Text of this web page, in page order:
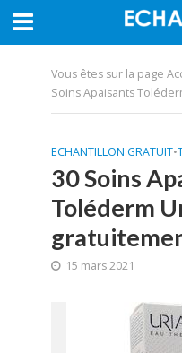
Vous êtes sur la page
Soins Apaisants
ECHANTILLON GRATUIT•
30 Soins
Toléderm
15 mars 2021